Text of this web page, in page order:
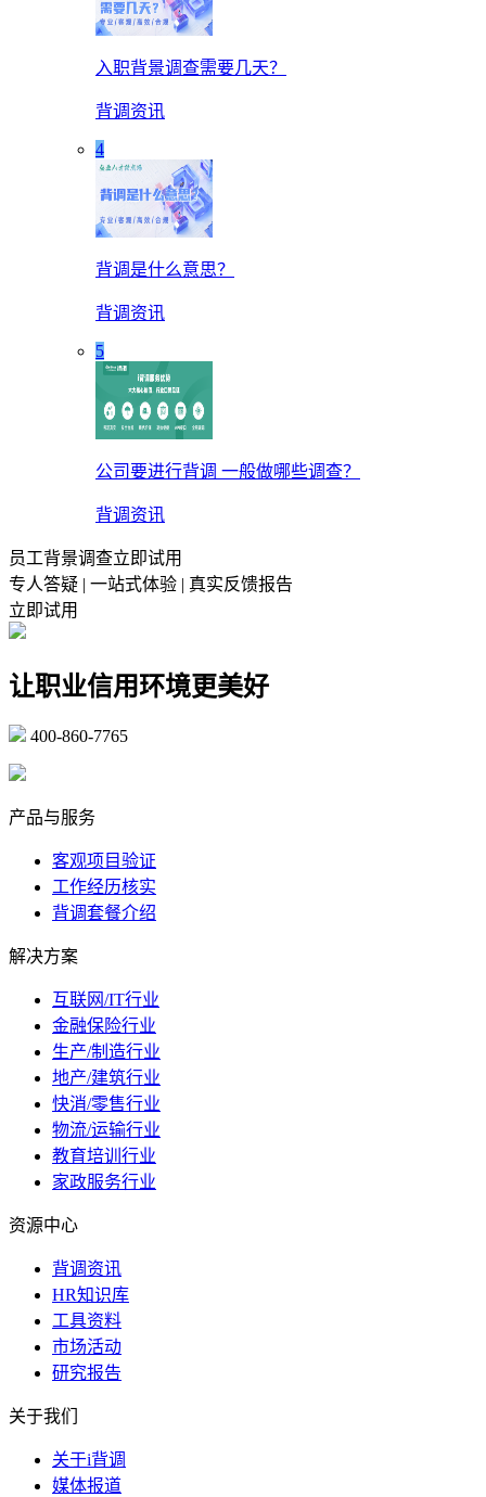
入职背景调查需要几天？
背调资讯
4
背调是什么意思？
背调资讯
5
公司要进行背调 一般做哪些调查？
背调资讯
员工背景调查立即试用
专人答疑 | 一站式体验 | 真实反馈报告
立即试用
让职业信用环境更美好
400-860-7765
产品与服务
客观项目验证
工作经历核实
背调套餐介绍
解决方案
互联网/IT行业
金融保险行业
生产/制造行业
地产/建筑行业
快消/零售行业
物流/运输行业
教育培训行业
家政服务行业
资源中心
背调资讯
HR知识库
工具资料
市场活动
研究报告
关于我们
关于i背调
媒体报道